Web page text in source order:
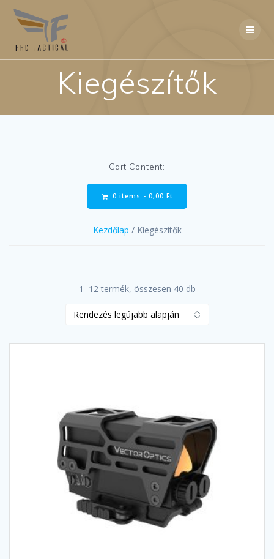
Kiegészítők
Cart Content:
0 items - 0,00 Ft
Kezdőlap / Kiegészítők
1–12 termék, összesen 40 dbSorted
latest